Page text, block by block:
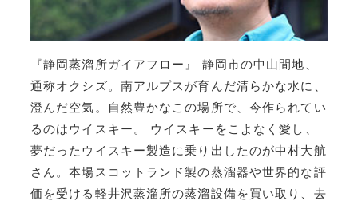
『静岡蒸溜所ガイアフロー』 静岡市の中山間地、
通称オクシズ。南アルプスが育んだ清らかな水に、
澄んだ空気。自然豊かなこの場所で、今作られてい
るのはウイスキー。 ウイスキーをこよなく愛し、
夢だったウイスキー製造に乗り出したのが中村大航
さん。本場スコットランド製の蒸溜器や世界的な評
価を受ける軽井沢蒸溜所の蒸溜設備を買い取り、去